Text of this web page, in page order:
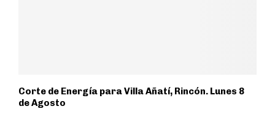
Corte de Energía para Villa Añatí, Rincón. Lunes 8
de Agosto